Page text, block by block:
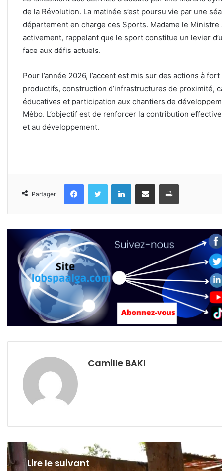
de la Révolution. La matinée s’est poursuivie par une
département en charge des Sports. Madame le Ministre
activement, rappelant que le sport constitue un levier
face aux défis actuels.
Pour l’année 2026, l’accent est mis sur des actions à
productifs, construction d’infrastructures de proximité,
éducatives et participation aux chantiers de
Mêbo. L’objectif est de renforcer la contribution
et au développement.
Partager
FacebookTwitter LinkedinPartager par email Imprimer
Camille BAKI
Lire le suivant